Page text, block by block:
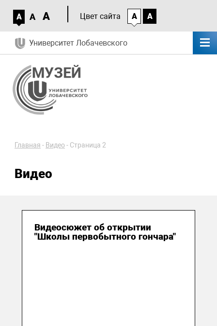
A A A Цвет сайта A A
Университет Лобачевского
Главная - Видео - Страница 2
Видео
Видеосюжет об открытии
"Школы первобытного гончара"